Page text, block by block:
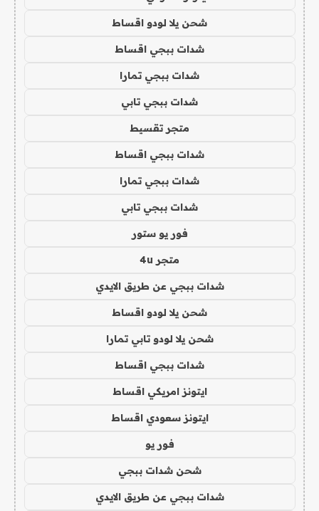
شحن يلا لودو اقساط
شدات ببجي اقساط
شدات ببجي تمارا
شدات ببجي تابي
متجر تقسيط
شدات ببجي اقساط
شدات ببجي تمارا
شدات ببجي تابي
فور يو ستور
متجر 4u
شدات ببجي عن طريق الايدي
شحن يلا لودو اقساط
شحن يلا لودو تابي تمارا
شدات ببجي اقساط
ايتونز امريكي اقساط
ايتونز سعودي اقساط
فور يو
شحن شدات ببجي
شدات ببجي عن طريق الايدي